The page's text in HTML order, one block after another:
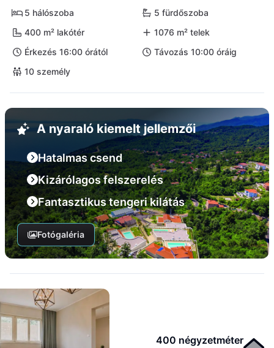
5 hálószoba
5 fürdőszoba
400 m² lakótér
1076 m² telek
Érkezés 16:00 órától
Távozás 10:00 óráig
10 személy
A nyaraló kiemelt jellemzői
Hatalmas csend
Kizárólagos felszerelés
Fantasztikus tengeri kilátás
Fotógaléria
400 négyzetméter